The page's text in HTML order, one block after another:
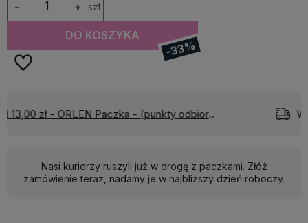
+
- szt.
DO KOSZYKA
-33%
Wyślemy do Ciebie w: 24 godziny
Nasi kurierzy ruszyli już w drogę z paczkami. Złóż
zamówienie teraz, nadamy je w najbliższy dzień roboczy.